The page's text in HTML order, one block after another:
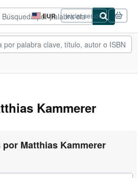
EUR
Preferencias
de
compra
del
Iniciar sesión
Kammerer
Matthias Kammerer